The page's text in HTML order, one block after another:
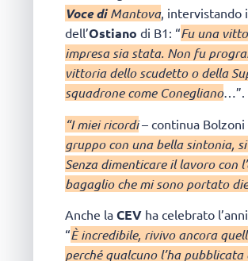
Voce diMantova, intervistando
dell’Ostiano di B1: “Fu una
impresa sia stata. Non fu
vittoria dello scudetto o della
squadrone come Conegliano…”.
“I miei ricordi– continua Bolzoni
gruppo con una bella sintonia,
Senza dimenticare il lavoro
bagaglio che mi sono portato
Anche la CEV ha celebrato
“È incredibile, rivivo ancora
perché qualcuno l’ha